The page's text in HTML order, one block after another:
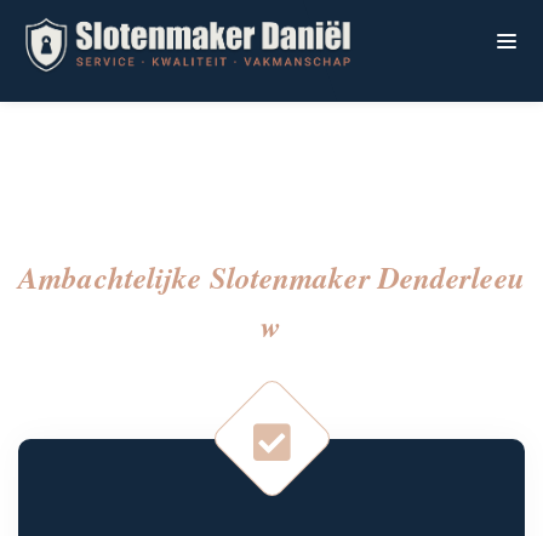
Ambachtelijke Slotenmaker Denderleeu
W